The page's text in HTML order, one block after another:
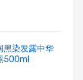
黑染发露中华
500ml